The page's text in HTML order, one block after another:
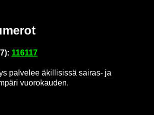
116117
pal­ve­lee äkil­li­sis­sä sairas-​ ja
vuo­ro­kau­den.